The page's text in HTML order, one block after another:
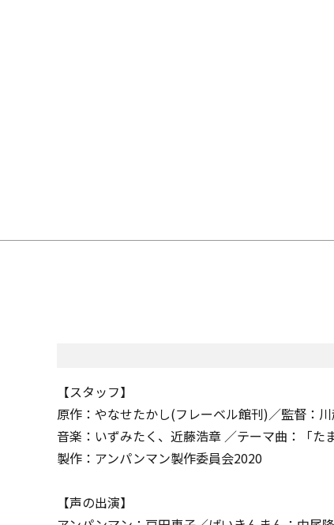
【スタッフ】
原作：やなせたかし(フレーベル館刊)／監督：
音楽：いずみたく、近藤浩章 ／テーマ曲：「た
製作：アンパンマン製作委員会2020
【声の出演】